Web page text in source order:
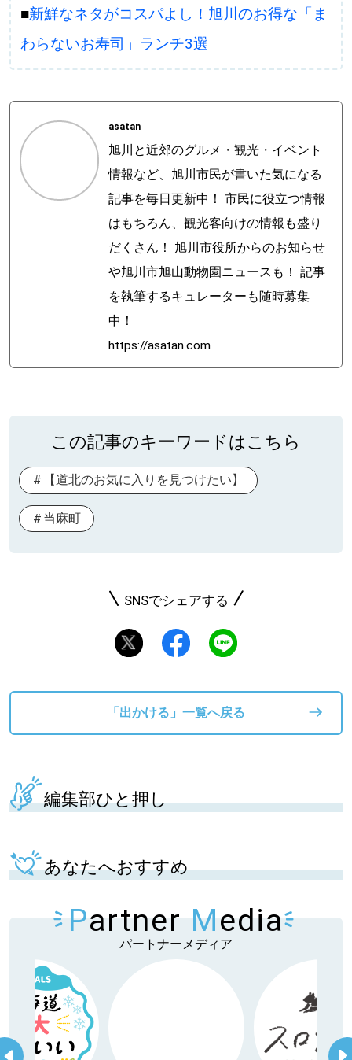
■新鮮なネタがコスパよし！旭川のお得な「ま
わらないお寿司」ランチ3選
asatan
旭川と近郊のグルメ・観光・イベント
情報など、旭川市民が書いた気になる
記事を毎日更新中！ 市民に役立つ情報
はもちろん、観光客向けの情報も盛り
だくさん！ 旭川市役所からのお知らせ
や旭川市旭山動物園ニュースも！ 記事
を執筆するキュレーターも随時募集
中！
https://asatan.com
この記事のキーワードはこちら
【道北のお気に入りを見つけたい】
当麻町
SNSでシェアする
「出かける」一覧へ戻る
編集部ひと押し
あなたへおすすめ
Partner Media
パートナーメディア